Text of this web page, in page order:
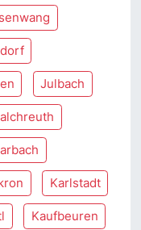
Julbach
Karlstadt
Kaufbeuren